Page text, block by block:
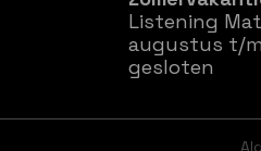
Listening
augustus t/
gesloten